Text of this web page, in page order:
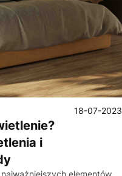
18-07-2023
i
elementów,